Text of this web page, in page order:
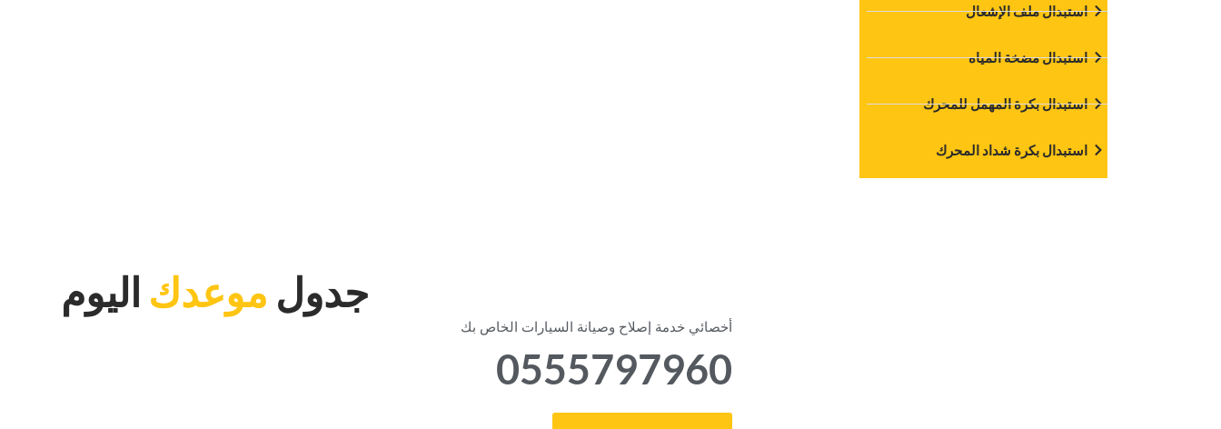
‏استبدال ملف الإشعال‏
‏استبدال مضخة المياه‏
‏استبدال بكرة المهمل للمحرك‏
‏استبدال بكرة شداد المحرك‏
‏جدول‏ ‏موعدك‏ ‏اليوم‏
‏أخصائي خدمة إصلاح وصيانة السيارات الخاص بك‏
0555797960